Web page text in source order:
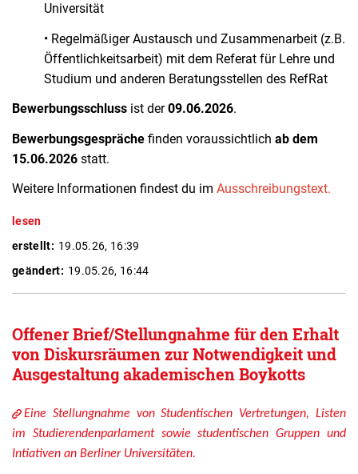
Universität
• Regelmäßiger Austausch und Zusammenarbeit (z.B.
Öffentlichkeitsarbeit) mit dem Referat für Lehre und
Studium und anderen Beratungsstellen des RefRat
Bewerbungsschluss ist der09.06.2026.
Bewerbungsgespräche finden voraussichtlich ab dem
15.06.2026 statt.
Weitere Informationen findest du im Ausschreibungstext.
lesen
erstellt: 19.05.26, 16:39
geändert: 19.05.26, 16:44
Offener Brief/Stellungnahme für den Erhalt
von Diskursräumen zur Notwendigkeit und
Ausgestaltung akademischen Boykotts
Eine Stellungnahme von Studentischen Vertretungen, Listen
im Studierendenparlament sowie studentischen Gruppen und
Intiativen an Berliner Universitäten.